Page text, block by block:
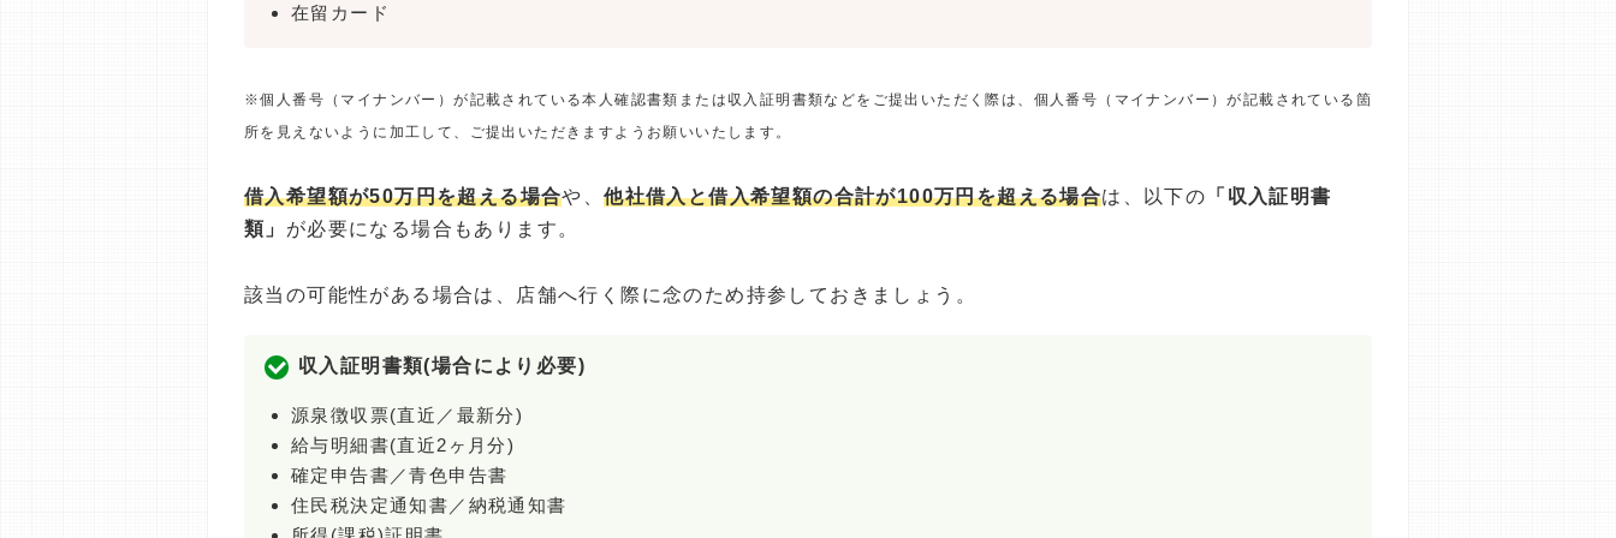
在留カード
※個人番号（マイナンバー）が記載されている本人確認書類または収入証明書類などをご提出いただく際は、個人番号（マイナンバー）が記載されている箇
所を見えないように加工して、ご提出いただきますようお願いいたします。
借入希望額が50万円を超える場合や、他社借入と借入希望額の合計が100万円を超える場合は、以下の 「収入証明書
類」 が必要になる場合もあります。
該当の可能性がある場合は、店舗へ行く際に念のため持参しておきましょう。
収入証明書類(場合により必要)
源泉徴収票(直近／最新分)
給与明細書(直近2ヶ月分)
確定申告書／青色申告書
住民税決定通知書／納税通知書